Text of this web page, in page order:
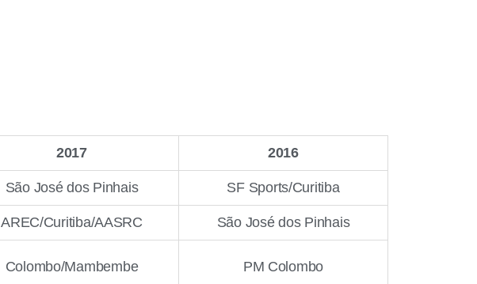
2017 2016
São José dos Pinhais SF Sports/Curitiba
AREC/Curitiba/AASRC São José dos Pinhais
Colombo/Mambembe PM Colombo